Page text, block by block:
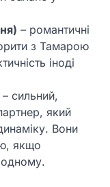
– романтичні
з Тамарою
іноді
– сильний,
який
Вони
якщо
одному.